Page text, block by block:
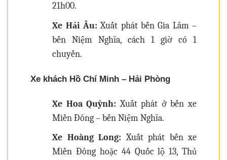
21h00.
Xe Hải Âu: Xuất phát bến Gia Lâm –
bến Niệm Nghĩa, cách 1 giờ có 1
chuyến.
Xe khách Hồ Chí Minh – Hải Phòng
Xe Hoa Quỳnh: Xuất phát ở bến xe
Miền Đông – bến Niệm Nghĩa.
Xe Hoàng Long: Xuất phát bến xe
Miền Đông hoặc 44 Quốc lộ 13, Thủ